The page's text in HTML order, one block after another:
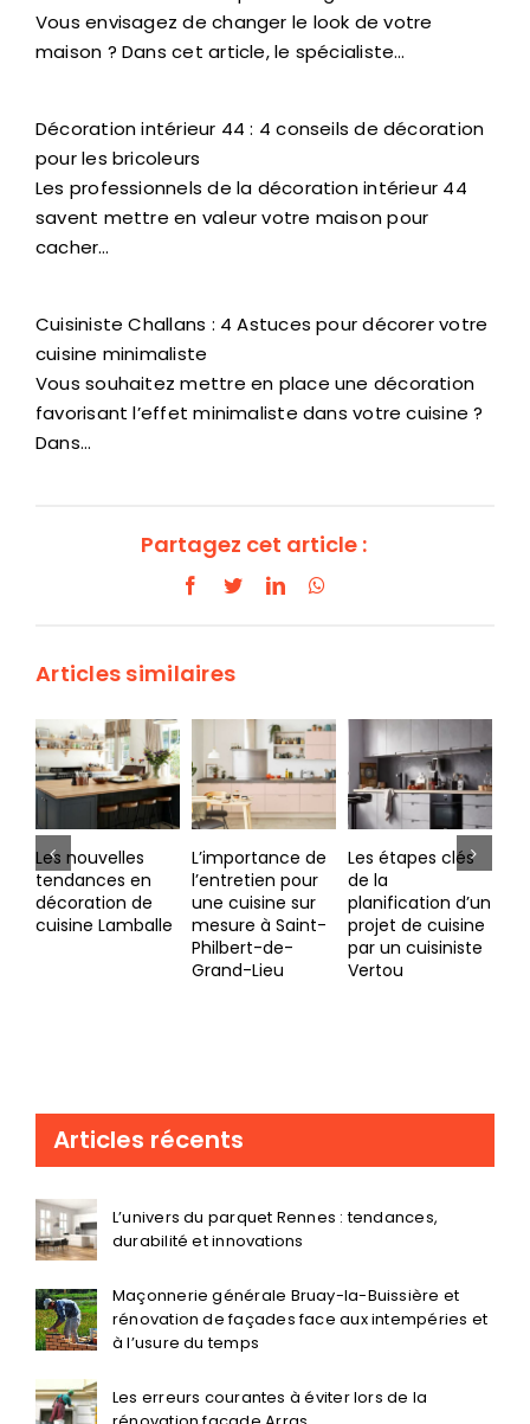
Vous envisagez de changer le look de votre
maison ? Dans cet article, le spécialiste…
pour les bricoleurs
Les professionnels de la décoration intérieur 44
savent mettre en valeur votre maison pour
cacher…
cuisine minimaliste
Vous souhaitez mettre en place une décoration
favorisant l’effet minimaliste dans votre cuisine ?
Dans…
Partagez cet article :
Articles similaires
L’importance de
l’entretien pour
une cuisine sur
mesure à Saint-
Philbert-de-
de la
planification d’un
projet de cuisine
par un cuisiniste
Vertou
Nantes :
comment
intégrer une
cuisine ouverte
dans un espace
de vie vaste
Articles récents
L’univers du parquet Rennes : tendances,
durabilité et innovations
Maçonnerie générale Bruay-la-Buissière et
rénovation de façades face aux intempéries et
à l’usure du temps
Les erreurs courantes à éviter lors de la